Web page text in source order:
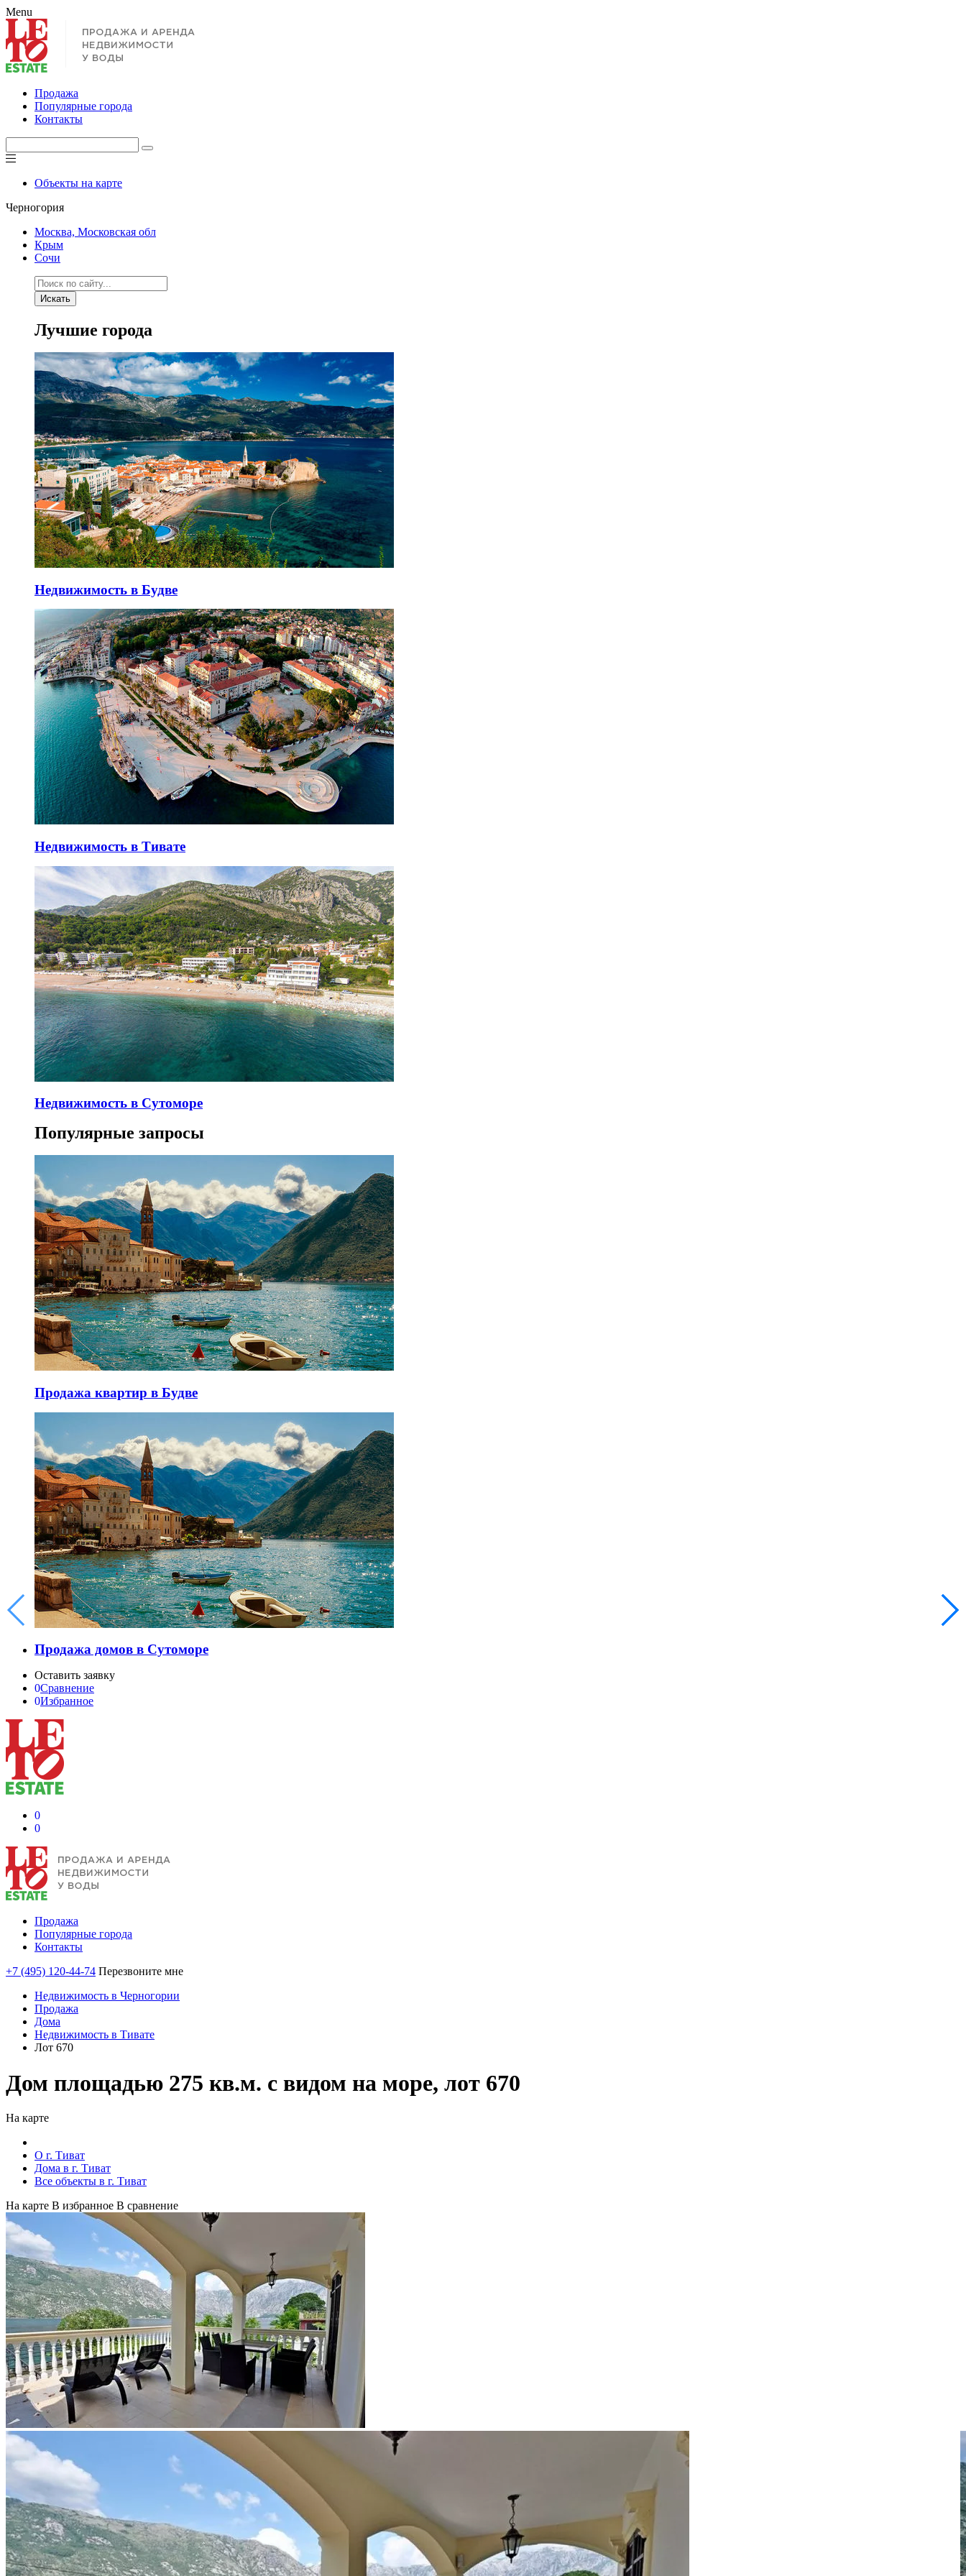
Menu
Продажа
Популярные города
Контакты
Объекты на карте
Черногория
Москва, Московская обл
Крым
Сочи
Искать
Лучшие города
Недвижимость в Будве
Недвижимость в Тивате
Недвижимость в Сутоморе
Популярные запросы
Продажа квартир в Будве
Продажа домов в Сутоморе
Оставить заявку
0Сравнение
0Избранное
0
0
Продажа
Популярные города
Контакты
+7 (495) 120-44-74 Перезвоните мне
Недвижимость в Черногории
Продажа
Дома
Недвижимость в Тивате
Лот 670
Дом площадью 275 кв.м. с видом на море, лот 670
На карте
О г. Тиват
Дома в г. Тиват
Все объекты в г. Тиват
На карте В избранное В сравнение